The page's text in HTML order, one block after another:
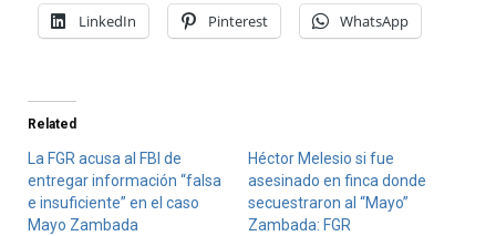
LinkedIn Pinterest WhatsApp
Related
La FGR acusa al FBI de
entregar información “falsa
e insuficiente” en el caso
Mayo Zambada
Héctor Melesio si fue
asesinado en finca donde
secuestraron al “Mayo”
Zambada: FGR